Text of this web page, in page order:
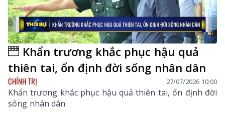
Khẩn trương khắc phục hậu quả
thiên tai, ổn định đời sống nhân dân
CHÍNH TRỊ 27/07/2026 10:00
Khẩn trương khắc phục hậu quả thiên tai, ổn định đời
sống nhân dân